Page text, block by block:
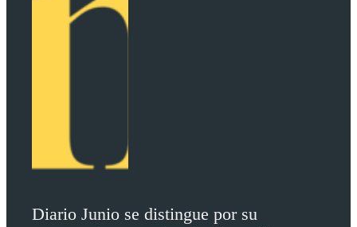
Diario Junio se distingue por su